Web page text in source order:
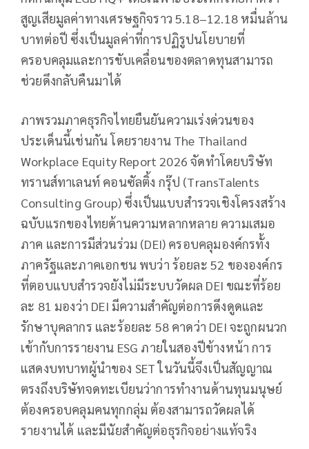
สูญเสียมูลค่าทางเศรษฐกิจราว 5.18–12.18 หมื่นล้าน
บาทต่อปี ซึ่งเป็นมูลค่าที่การปฏิรูปนโยบายที่
ครอบคลุมและการขับเคลื่อนของตลาดทุนสามารถ
ช่วยดึงกลับคืนมาได้
ภาพรวมภาคธุรกิจไทยยืนยันความเร่งด่วนของ
ประเด็นนี้เช่นกัน โดยรายงาน The Thailand
Workplace Equity Report 2026 จัดทำโดยบริษัท
ทรานส์ทาเลนท์ คอนซัลติ้ง กรุ๊ป (TransTalents
Consulting Group) ซึ่งเป็นแบบสำรวจเชิงโครงสร้าง
ฉบับแรกของไทยด้านความหลากหลาย ความเสมอ
ภาค และการมีส่วนร่วม (DEI) ครอบคลุมองค์กรทั้ง
ภาครัฐและภาคเอกชน พบว่า ร้อยละ 52 ขององค์กร
ที่ตอบแบบสำรวจยังไม่มีระบบวัดผล DEI ขณะที่ร้อย
ละ 81 มองว่า DEI มีความสำคัญต่อการดึงดูดและ
รักษาบุคลากร และร้อยละ 58 คาดว่า DEI จะถูกผนวก
เข้ากับการรายงาน ESG ภายในสองปีข้างหน้า การ
แสดงบทบาทผู้นำของ SET ในวันนี้จึงเป็นสัญญาณ
ตรงถึงบริษัทจดทะเบียนว่าการทำงานด้านทุนมนุษย์
ต้องครอบคลุมคนทุกกลุ่ม ต้องสามารถวัดผลได้
รายงานได้ และมีนัยสำคัญต่อธุรกิจอย่างแท้จริง